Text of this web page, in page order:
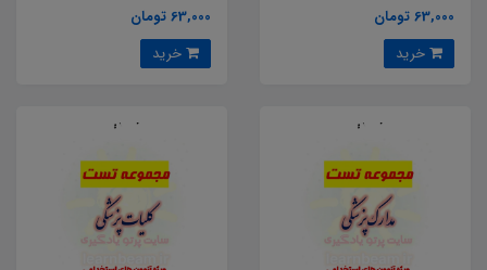
63,000 تومان
63,000 تومان